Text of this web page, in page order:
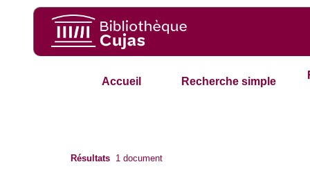
Accueil Recherche simple
Résultats 1 document